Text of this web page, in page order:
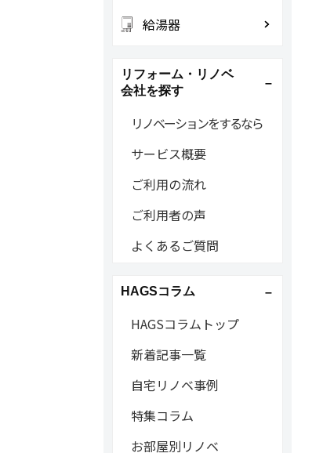
給湯器
リフォーム・リノベ
会社を探す
リノベーションをするなら
サービス概要
ご利用の流れ
ご利用者の声
よくあるご質問
HAGSコラム
HAGSコラムトップ
新着記事一覧
自宅リノベ事例
特集コラム
お部屋別リノベ